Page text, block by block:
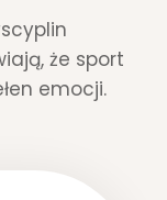
że sport
emocji.